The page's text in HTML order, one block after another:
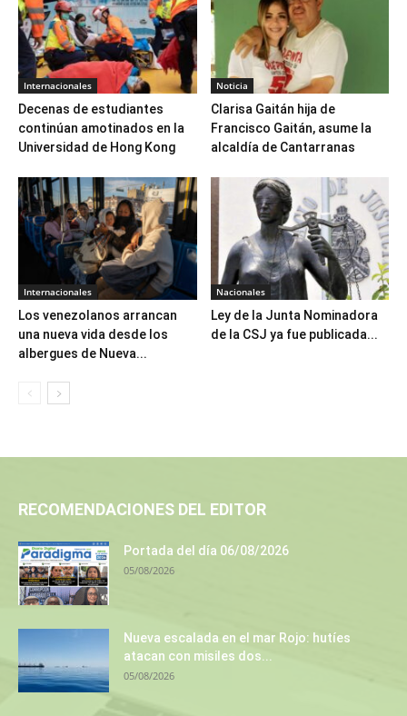
Internacionales
Decenas de estudiantes
continúan amotinados en la
Universidad de Hong Kong
Noticia
Clarisa Gaitán hija de
Francisco Gaitán, asume la
alcaldía de Cantarranas
Internacionales
Los venezolanos arrancan
una nueva vida desde los
albergues de Nueva...
Nacionales
Ley de la Junta Nominadora
de la CSJ ya fue publicada...
RECOMENDACIONES DEL EDITOR
Portada del día 06/08/2026
05/08/2026
Nueva escalada en el mar Rojo: hutíes
atacan con misiles dos...
05/08/2026